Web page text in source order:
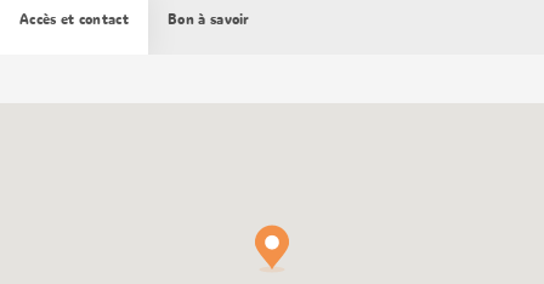
Accès et contact Bon à savoir